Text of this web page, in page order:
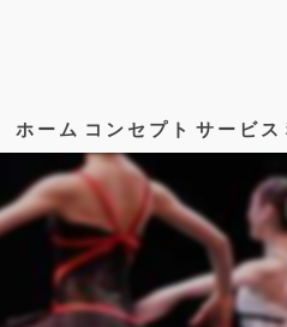
ホーム コンセプト サービス